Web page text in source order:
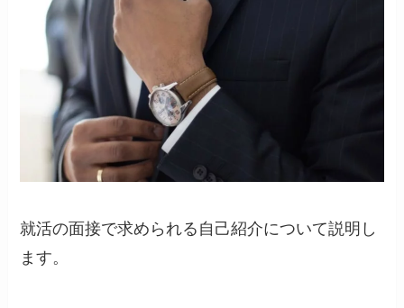
就活の面接で求められる自己紹介について説明し
ます。